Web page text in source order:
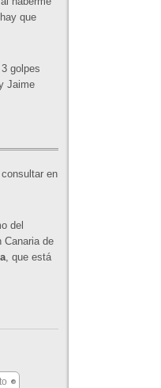
que
golpes
Jaime
en
del
Canaria de
, que está